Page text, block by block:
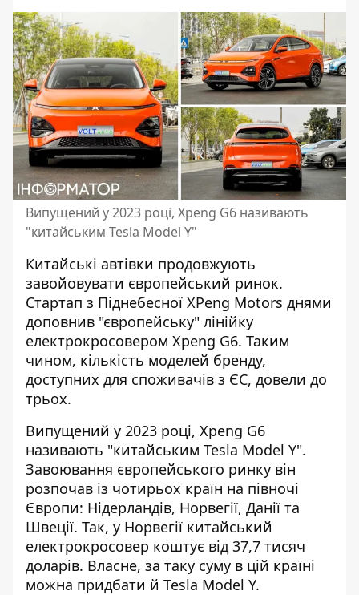
Випущений у 2023 році, Xpeng G6 називають
"китайським Tesla Model Y"
Китайські автівки продовжують
завойовувати європейський ринок.
Стартап з Піднебесної XPeng Motors днями
доповнив "європейську" лінійку
електрокросовером Xpeng G6. Таким
чином, кількість моделей бренду,
доступних для споживачів з ЄС, довели до
трьох.
Випущений у 2023 році, Xpeng G6
називають "китайським Tesla Model Y".
Завоювання європейського ринку він
розпочав із чотирьох країн на півночі
Європи: Нідерландів, Норвегії, Данії та
Швеції. Так, у Норвегії китайський
електрокросовер коштує від 37,7 тисяч
доларів. Власне, за таку суму в цій країні
можна придбати й Tesla Model Y.